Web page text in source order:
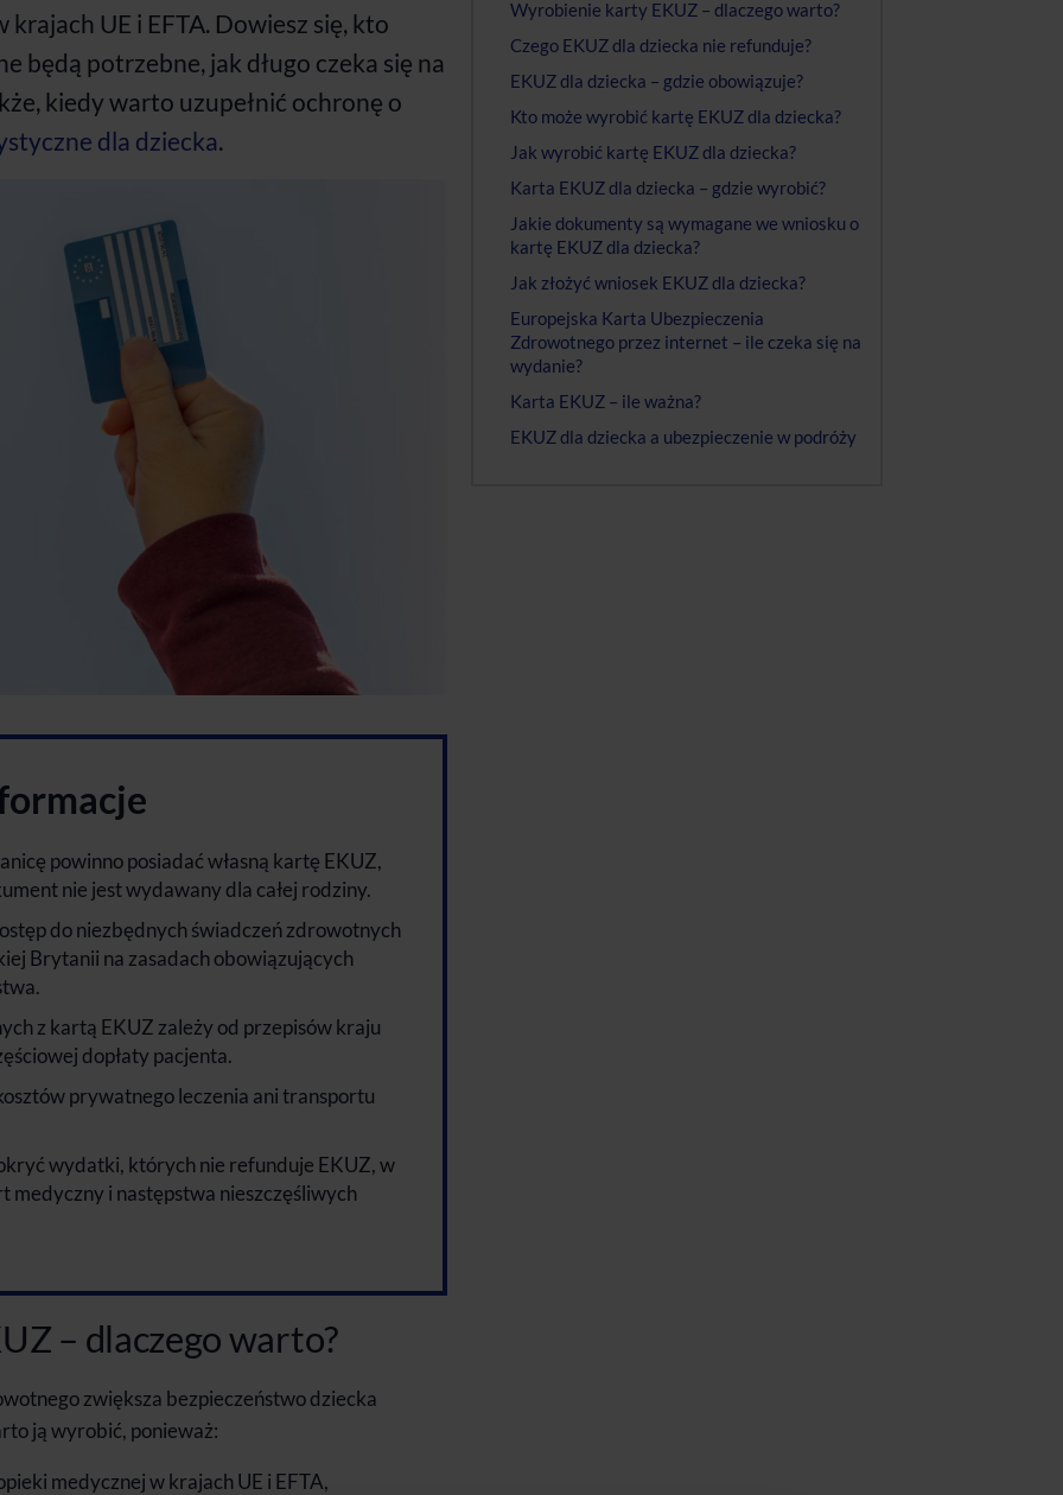
UE i EFTA. Dowiesz się, kto
będą potrzebne, jak długo czeka się na
kiedy warto uzupełnić ochronę o
dla dziecka.
powinno posiadać własną kartę EKUZ,
nie jest wydawany dla całej rodziny.
do niezbędnych świadczeń zdrowotnych
Brytanii na zasadach obowiązujących
z kartą EKUZ zależy od przepisów kraju
dopłaty pacjenta.
prywatnego leczenia ani transportu
wydatki, których nie refunduje EKUZ, w
i następstwa nieszczęśliwych
– dlaczego warto?
zwiększa bezpieczeństwo dziecka
ją wyrobić, ponieważ:
medycznej w krajach UE i EFTA,
Wyrobienie karty EKUZ – dlaczego warto?
Czego EKUZ dla dziecka nie refunduje?
EKUZ dla dziecka – gdzie obowiązuje?
Kto może wyrobić kartę EKUZ dla dziecka?
Jak wyrobić kartę EKUZ dla dziecka?
Karta EKUZ dla dziecka – gdzie wyrobić?
Jakie dokumenty są wymagane we wniosku o
kartę EKUZ dla dziecka?
Jak złożyć wniosek EKUZ dla dziecka?
Europejska Karta Ubezpieczenia
Zdrowotnego przez internet – ile czeka się na
wydanie?
Karta EKUZ – ile ważna?
EKUZ dla dziecka a ubezpieczenie w podróży